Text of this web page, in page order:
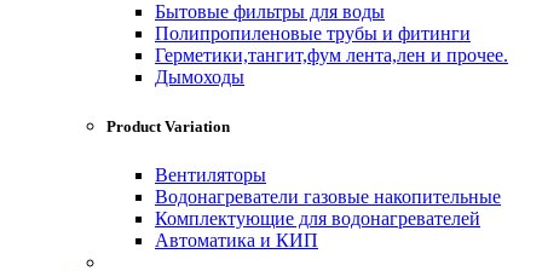
Бытовые фильтры для воды
Полипропиленовые трубы и фитинги
Герметики,тангит,фум лента,лен и прочее.
Дымоходы
Product Variation
Вентиляторы
Водонагреватели газовые накопительные
Комплектующие для водонагревателей
Автоматика и КИП